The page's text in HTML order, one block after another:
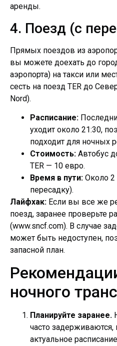
аренды.
4. Поезд (с
Прямых поездов из
вы можете доехать до
аэропорта) на такси или
сесть на поезд TER до
Nord).
Расписание:
уходит около 21:30,
подходит для ночных
Стоимость: Автобус
TER — 10 евро.
Время в пути: Около 2
пересадку).
Лайфхак: Если вы все же
поезд, заранее проверьте
(www.sncf.com). В случае
может быть недоступен,
запасной план.
ночного
Планируйте заранее.
часто задерживаются,
актуальное